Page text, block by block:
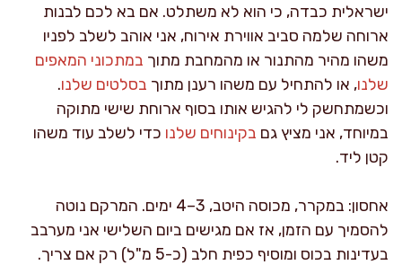
ישראלית כבדה, כי הוא לא משתלט. אם בא לכם לבנות
ארוחה שלמה סביב אווירת אירוח, אני אוהב לשלב לפניו
משהו מהיר מהתנור או מהמחבת מתוך במתכוני המאפים
שלנו, או להתחיל עם משהו רענן מתוך בסלטים שלנו.
וכשמתחשק לי להגיש אותו בסוף ארוחת שישי מתוקה
במיוחד, אני מציץ גם בקינוחים שלנו כדי לשלב עוד משהו
קטן ליד.
אחסון: במקרר, מכוסה היטב, 3–4 ימים. המרקם נוטה
להסמיך עם הזמן, אז אם מגישים ביום השלישי אני מערבב
בעדינות בכוס ומוסיף כפית חלב (כ-5 מ"ל) רק אם צריך.